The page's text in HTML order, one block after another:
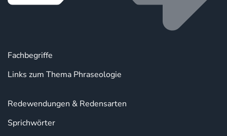
Fachbegriffe
Links zum Thema Phraseologie
Redewendungen & Redensarten
Sprichwörter